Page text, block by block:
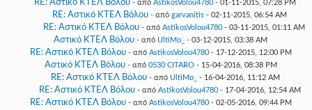
RE: Αστικό ΚΤΕΛ Βόλου - από AstikosVolou4780 - 01-11-2015, 07:28 PM
RE: Αστικό ΚΤΕΛ Βόλου - από garvanitis - 02-11-2015, 06:54 AM
RE: Αστικό ΚΤΕΛ Βόλου - από AstikosVolou4780 - 03-11-2015, 01:11 AM
Αστικό ΚΤΕΛ Βόλου - από UltiMo_ - 03-12-2015, 03:38 AM
RE: Αστικό ΚΤΕΛ Βόλου - από AstikosVolou4780- 17-12-2015, 12:00 PM
Αστικό ΚΤΕΛ Βόλου - από 0530 CITARO- 15-04-2016, 08:38 PM
RE: Αστικό ΚΤΕΛ Βόλου - από UltiMo_ - 16-04-2016, 11:12 AM
RE: Αστικό ΚΤΕΛ Βόλου - από AstikosVolou4780- 17-04-2016, 12:54 AM
RE: Αστικό ΚΤΕΛ Βόλου - από AstikosVolou4780- 02-05-2016, 09:44 PM